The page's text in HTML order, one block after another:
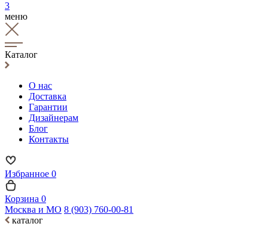
3
меню
Каталог
О нас
Доставка
Гарантии
Дизайнерам
Блог
Контакты
Избранное 0
Корзина 0
Москва и МО 8 (903) 760-00-81
каталог